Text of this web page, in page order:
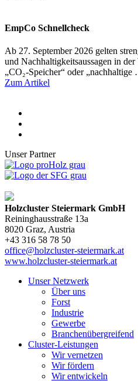
EmpCo Schnellcheck
Ab 27. September 2026 gelten
und Nachhaltigkeitsaussagen in
„CO₂-Speicher“ oder „nachhaltige
Zum Artikel
Unser Partner
Holzcluster Steiermark GmbH
Reininghausstraße 13a
8020 Graz, Austria
+43 316 58 78 50
office@holzcluster-steiermark.at
www.holzcluster-steiermark.at
Unser Netzwerk
Über uns
Forst
Industrie
Gewerbe
Branchenübergreifend
Cluster-Leistungen
Wir vernetzen
Wir fördern
Wir entwickeln